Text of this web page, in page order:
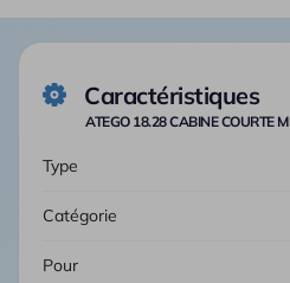
Caractéristiques
ATEGO 18.28 CABINE COURTE
Type
Catégorie
Pour